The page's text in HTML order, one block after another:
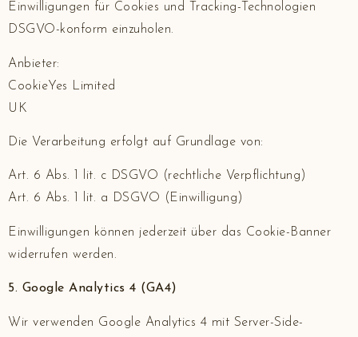
Einwilligungen für Cookies und Tracking-Technologien
DSGVO-konform einzuholen.
Anbieter:
CookieYes Limited
UK
Die Verarbeitung erfolgt auf Grundlage von:
Art. 6 Abs. 1 lit. c DSGVO (rechtliche Verpflichtung)
Art. 6 Abs. 1 lit. a DSGVO (Einwilligung)
Einwilligungen können jederzeit über das Cookie-Banner
widerrufen werden.
5. Google Analytics 4 (GA4)
Wir verwenden Google Analytics 4 mit Server-Side-